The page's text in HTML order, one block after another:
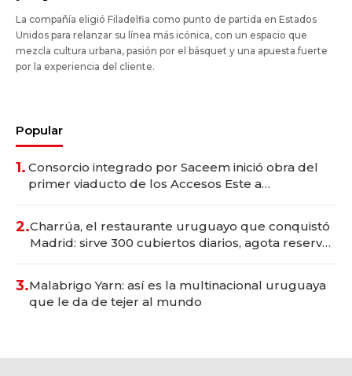
La compañía eligió Filadelfia como punto de partida en Estados
Unidos para relanzar su línea más icónica, con un espacio que
mezcla cultura urbana, pasión por el básquet y una apuesta fuerte
por la experiencia del cliente.
Popular
1. Consorcio integrado por Saceem inició obra del
primer viaducto de los Accesos Este a
2.Charrúa, el restaurante uruguayo que conquistó
Madrid: sirve 300 cubiertos diarios, agota reservas
3.Malabrigo Yarn: así es la multinacional uruguaya
que le da de tejer al mundo